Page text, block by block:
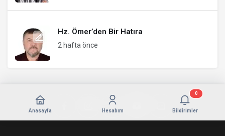
Hz. Ömer’den Bir Hatıra
2 hafta önce
Anasayfa Hesabım Bildirimler
0